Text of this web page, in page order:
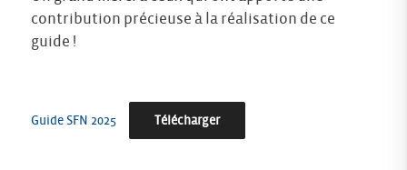
contribution précieuse à la réalisation de ce
guide !
Guide SFN 2025 Télécharger